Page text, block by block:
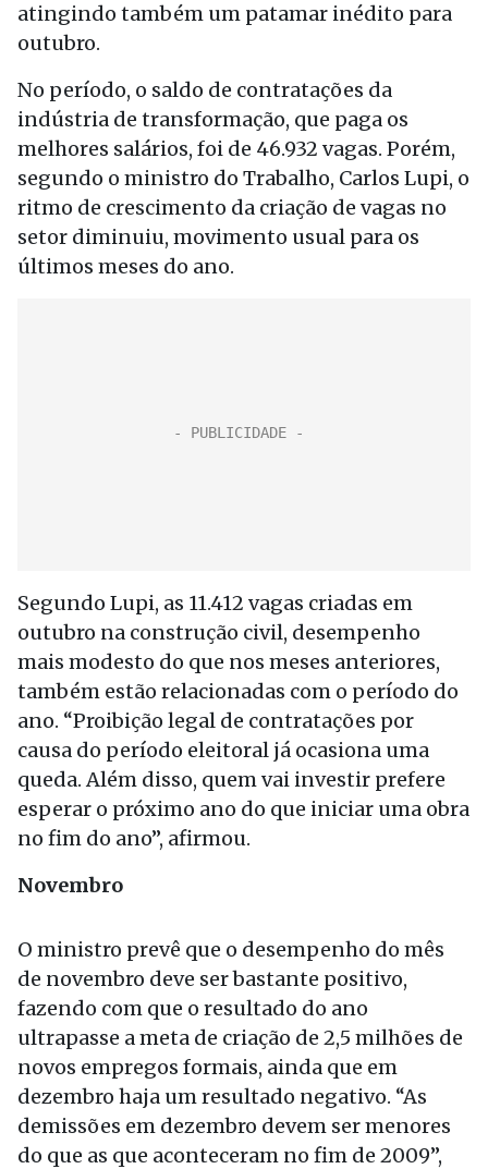
atingindo também um patamar inédito para
outubro.
No período, o saldo de contratações da
indústria de transformação, que paga os
melhores salários, foi de 46.932 vagas. Porém,
segundo o ministro do Trabalho, Carlos Lupi, o
ritmo de crescimento da criação de vagas no
setor diminuiu, movimento usual para os
últimos meses do ano.
Segundo Lupi, as 11.412 vagas criadas em
outubro na construção civil, desempenho
mais modesto do que nos meses anteriores,
também estão relacionadas com o período do
ano. “Proibição legal de contratações por
causa do período eleitoral já ocasiona uma
queda. Além disso, quem vai investir prefere
esperar o próximo ano do que iniciar uma obra
no fim do ano”, afirmou.
Novembro
O ministro prevê que o desempenho do mês
de novembro deve ser bastante positivo,
fazendo com que o resultado do ano
ultrapasse a meta de criação de 2,5 milhões de
novos empregos formais, ainda que em
dezembro haja um resultado negativo. “As
demissões em dezembro devem ser menores
do que as que aconteceram no fim de 2009”,